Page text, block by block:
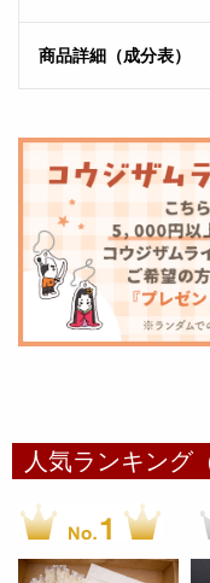
商品詳細（成分表）
人気ランキング